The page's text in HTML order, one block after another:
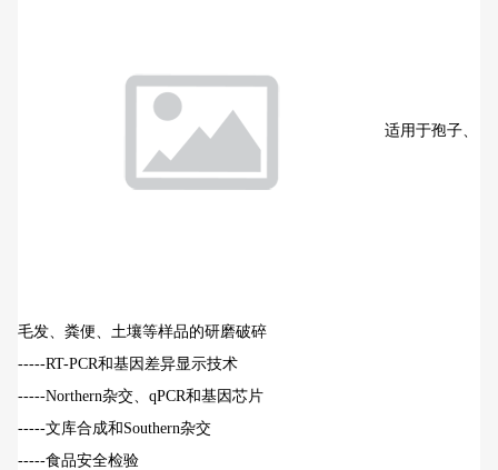
适用于孢子、
毛发、粪便、土壤等样品的研磨破碎
-----RT-PCR和基因差异显示技术
-----Northern杂交、qPCR和基因芯片
-----文库合成和Southern杂交
-----食品安全检验